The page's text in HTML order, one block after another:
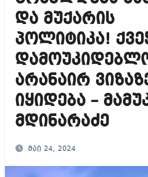
და მუქარის
პოლიტიკა!
არანაირ
იყიდება –
მდინარაძე
მაი 24, 2024